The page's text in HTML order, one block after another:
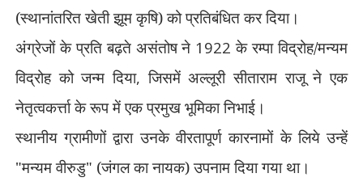
(स्थानांतरित खेती झूम कृषि) को प्रतिबंधित कर दिया।
अंग्रेजों के प्रति बढ़ते असंतोष ने 1922 के रम्पा विद्रोह/मन्यम
विद्रोह को जन्म दिया,जिसमें अल्लूरी सीताराम राजू ने एक
नेतृत्वकर्त्ता के रूप में एक प्रमुख भूमिका निभाई।
स्थानीय ग्रामीणों द्वारा उनके वीरतापूर्ण कारनामों के लिये उन्हें
"मन्यम वीरुडु" (जंगल का नायक) उपनाम दिया गया था।